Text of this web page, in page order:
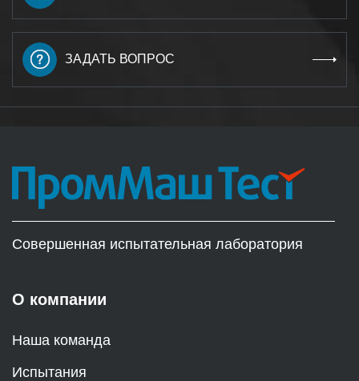
ЗАДАТЬ ВОПРОС
Совершенная испытательная лаборатория
О компании
Наша команда
Испытания